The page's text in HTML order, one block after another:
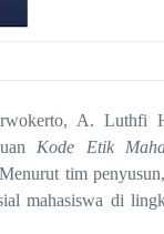
A. Luthfi
Kode Etik
tim penyusun,
mahasiswa di